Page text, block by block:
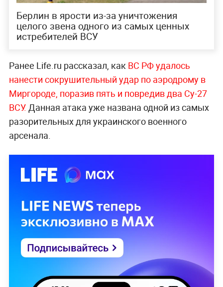
Берлин в ярости из-за уничтожения
целого звена одного из самых ценных
истребителей ВСУ
Ранее Life.ru рассказал, как ВС РФ удалось
нанести сокрушительный удар по аэродрому в
Миргороде, поразив пять и повредив два Су-27
ВСУ. Данная атака уже названа одной из самых
разорительных для украинского военного
арсенала.